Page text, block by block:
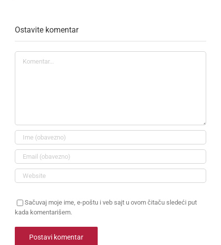
Ostavite komentar
Komentar
Sačuvaj moje ime, e-poštu i veb sajt u ovom čitaču sledeći put
kada komentarišem.